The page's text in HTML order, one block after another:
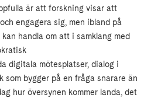
är att forskning visar att
engagera sig, men ibland på
handla om att i samklang med
digitala mötesplatser, dialog i
som bygger på en fråga snarare än
hur översynen kommer landa, det